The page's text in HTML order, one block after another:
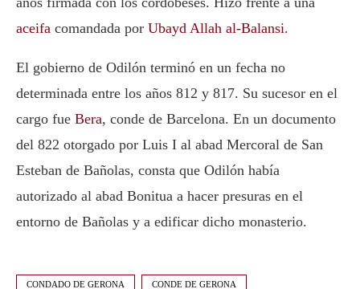
aceifa comandada por Ubayd Allah al-Balansi.
El gobierno de Odilón terminó en un fecha no
determinada entre los años 812 y 817. Su sucesor en el
cargo fue Bera, conde de Barcelona. En un documento
del 822 otorgado por Luis I al abad Mercoral de San
Esteban de Bañolas, consta que Odilón había
autorizado al abad Bonitua a hacer presuras en el
entorno de Bañolas y a edificar dicho monasterio.
CONDADO DE GERONA CONDE DE GERONA